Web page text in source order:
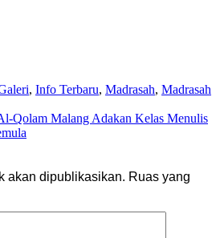
, Info Terbaru, Madrasah, Madrasah
Qolam Malang Adakan Kelas Menulis
akan dipublikasikan. Ruas yang